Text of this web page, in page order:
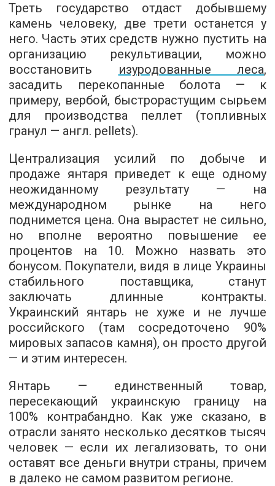
Треть государство отдаст добывшему
камень человеку, две трети останется у
него. Часть этих средств нужно пустить на
организацию рекультивации, можно
восстановить
изуродованные леса,
засадить перекопанные болота — к
примеру, вербой, быстрорастущим сырьем
для производства пеллет (топливных
гранул — англ. pellets).
Централизация усилий по добыче и
продаже янтаря приведет к еще одному
неожиданному результату — на
международном рынке на него
поднимется цена. Она вырастет не сильно,
но вполне вероятно повышение ее
процентов на 10. Можно назвать это
бонусом. Покупатели, видя в лице Украины
стабильного поставщика, станут
заключать длинные контракты.
Украинский янтарь не хуже и не лучше
российского (там сосредоточено 90%
мировых запасов камня), он просто другой
— и этим интересен.
Янтарь — единственный товар,
пересекающий украинскую границу на
100% контрабандно. Как уже сказано, в
отрасли занято несколько десятков тысяч
человек — если их легализовать, то они
оставят все деньги внутри страны, причем
в далеко не самом развитом регионе.